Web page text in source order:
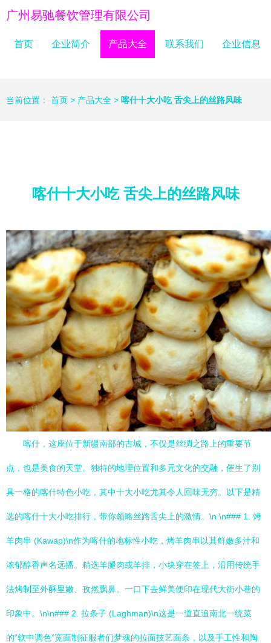
广州易驰餐饮管理有限公司
首页 企业简介 产品大全 联系我们 企业信息
当前位置： 首页 > 产品大全 > 喀什十大小吃 舌尖上的丝路风味
喀什十大小吃 舌尖上的丝路风味
喀什，这座位于新疆南部的古城，不仅是丝绸之路上的重要节
点，也是美食的天堂。独特的地理位置和多元文化的交融，催生了别
具一格的喀什特色小吃，其中十大小吃尤其令人回味无穷。以下是精
选的喀什十大小吃排行，带你领略丝路舌尖上的激情。\n \n### 1. 烤
羊肉串 (Kawap)\n作为喀什的地标性小吃，烤羊肉串以其鲜嫩多汁和
浓郁醇香声名远播。精选羊腿肉或羊排，小块穿在签上，沿用传统手
法烤制至外酥里嫩、孜然飘鼻。一口下去鲜美便印在现代大街小巷的
印象中。\n\n### 2. 拉条子 (Laghman)\n这是一道直追南北一统菜
的“软中调色”宽面制征服者们梦魂的拉面技艺面条，以及手工性和陶